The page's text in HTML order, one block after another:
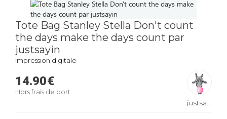
Tote Bag Stanley Stella Don't count
the days make the days count par
justsayin
Impression digitale
14.90€
Hors frais de port
justsayin